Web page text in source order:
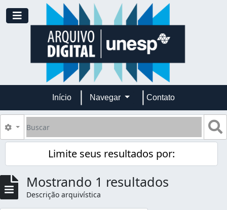
Skip to main content
Toggle navigation
Início Navegar Contato
Buscar
Opções de busca
Limite seus resultados por:
Mostrando 1 resultados
Descrição arquivística